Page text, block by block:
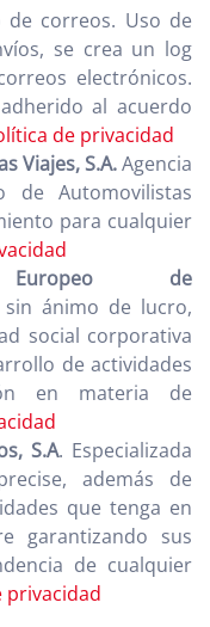
de correos. Uso de
se crea un log
electrónicos.
al acuerdo
de privacidad
Viajes, S.A.Agencia
de Automovilistas
para cualquier
de
sin ánimo de lucro,
social corporativa
de actividades
en materia de
S.A. Especializada
además de
que tenga en
garantizando sus
de cualquier
privacidad